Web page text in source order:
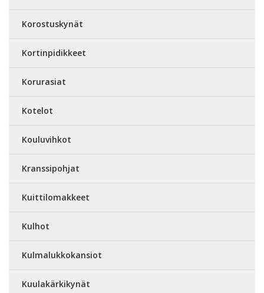
Korostuskynät
Kortinpidikkeet
Korurasiat
Kotelot
Kouluvihkot
Kranssipohjat
Kuittilomakkeet
Kulhot
Kulmalukkokansiot
Kuulakärkikynät